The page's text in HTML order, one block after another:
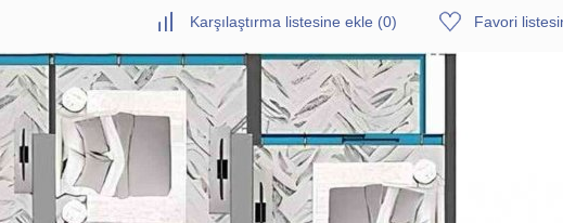
Karşılaştırma listesine ekle (0) Favori